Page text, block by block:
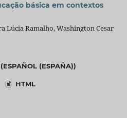
básica em contextos
Lúcia Ramalho, Washington Cesar
(ESPAÑA))
HTML